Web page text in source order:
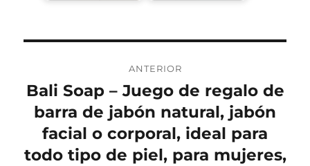
de
entradas
ANTERIOR
Entrada
anterior:
Bali Soap – Juego de regalo de
barra de jabón natural, jabón
facial o corporal, ideal para
todo tipo de piel, para mujeres,